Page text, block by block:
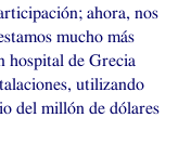
ahora, nos
mucho más
hospital de Grecia
utilizando
del millón de dólares